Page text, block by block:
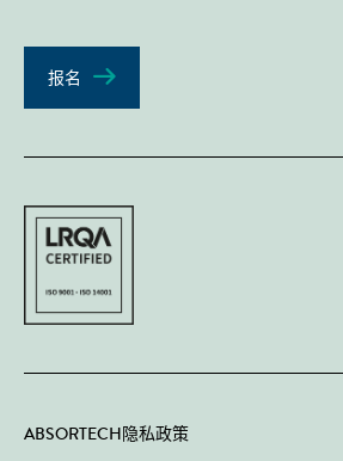
报名
ABSORTECH隐私政策